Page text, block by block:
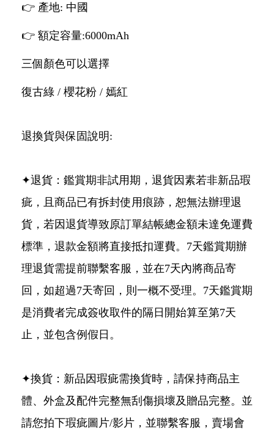
👉 產地: 中國
👉 額定容量:6000mAh
三個顏色可以選擇
復古綠 / 櫻花粉 / 嫣紅
退換貨與保固說明:
✦退貨：鑑賞期非試用期，退貨因素若非新品瑕
疵，且商品已有拆封使用痕跡，恕無法辦理退
貨，若因退貨導致原訂單結帳總金額未達免運費
標準，退款金額將直接抵扣運費。7天鑑賞期辦
理退貨需提前聯繫客服，並在7天內將商品寄
回，如超過7天寄回，則一概不受理。7天鑑賞期
是消費者完成簽收取件的隔日開始算至第7天
止，並包含例假日。
✦換貨：新品因瑕疵需換貨時，請保持商品主
體、外盒及配件完整無刮傷損壞及贈品完整。並
請您拍下瑕疵圖片/影片，並聯繫客服，賣場會